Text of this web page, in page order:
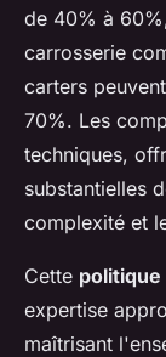
de 40% à
carrosserie
carters
70%. Les
techniques,
substantielles
complexité et
Cette
expertise
maîtrisant